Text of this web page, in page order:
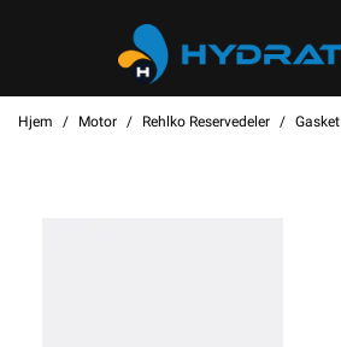
Hjem Motor Rehlko Reservedeler Gasket